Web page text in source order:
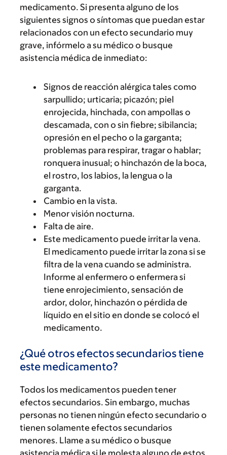
medicamento. Si presenta alguno de los
siguientes signos o síntomas que puedan estar
relacionados con un efecto secundario muy
grave, infórmelo a su médico o busque
asistencia médica de inmediato:
Signos de reacción alérgica tales como
sarpullido; urticaria; picazón; piel
enrojecida, hinchada, con ampollas o
descamada, con o sin fiebre; sibilancia;
opresión en el pecho o la garganta;
problemas para respirar, tragar o hablar;
ronquera inusual; o hinchazón de la boca,
el rostro, los labios, la lengua o la
garganta.
Cambio en la vista.
Menor visión nocturna.
Falta de aire.
Este medicamento puede irritar la vena.
El medicamento puede irritar la zona si se
filtra de la vena cuando se administra.
Informe al enfermero o enfermera si
tiene enrojecimiento, sensación de
ardor, dolor, hinchazón o pérdida de
líquido en el sitio en donde se colocó el
medicamento.
¿Qué otros efectos secundarios tiene
este medicamento?
Todos los medicamentos pueden tener
efectos secundarios. Sin embargo, muchas
personas no tienen ningún efecto secundario o
tienen solamente efectos secundarios
menores. Llame a su médico o busque
asistencia médica si le molesta alguno de estos